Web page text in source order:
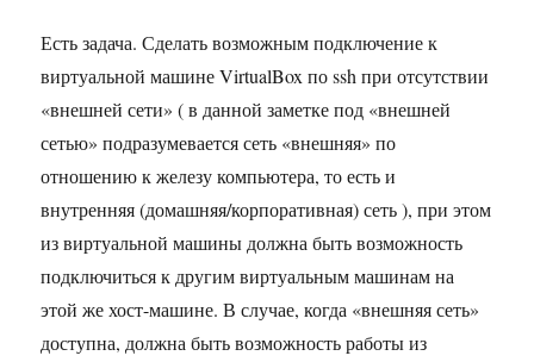
16.04
Есть задача. Сделать возможным подключение к
виртуальной машине VirtualBox по ssh при отсутствии
«внешней сети» ( в данной заметке под «внешней
сетью» подразумевается сеть «внешняя» по
отношению к железу компьютера, то есть и
внутренняя (домашняя/корпоративная) сеть ), при этом
из виртуальной машины должна быть возможность
подключиться к другим виртуальным машинам на
этой же хост-машине. В случае, когда «внешняя сеть»
доступна, должна быть возможность работы из